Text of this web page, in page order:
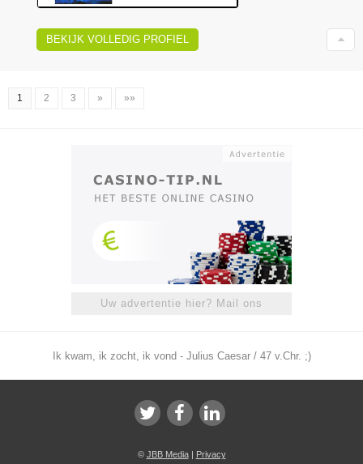
BEKIJK VOLLEDIG PROFIEL
1 2 3 » »»
Uw advertentie hier? Mail ons
Ik kwam, ik zocht, ik vond - Julius Caesar / 47 v.Chr. ;)
© JBB Media| Privacy